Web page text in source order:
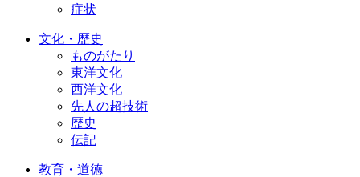
症状
文化・歴史
ものがたり
東洋文化
西洋文化
先人の超技術
歴史
伝記
教育・道徳